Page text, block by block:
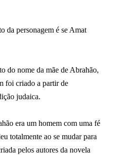
da personagem é se Amat
do nome da mãe de Abrahão,
foi criado a partir de
judaica.
era um homem com uma fé
totalmente ao se mudar para
pelos autores da novela